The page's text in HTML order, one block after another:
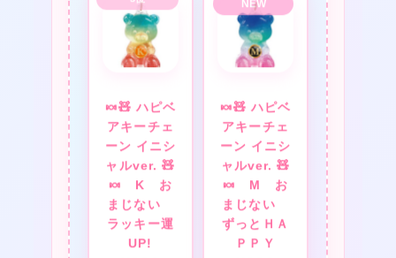
🍬🧸 ハピベ
アキーチェ
ーン イニシ
ャルver. 🧸
🍬 K お
まじない
ラッキー運
UP!
🍬🧸 ハピベ
アキーチェ
ーン イニシ
ャルver. 🧸
🍬 M お
まじない
ずっとＨＡ
ＰＰＹ
❤
❤
★
★
★